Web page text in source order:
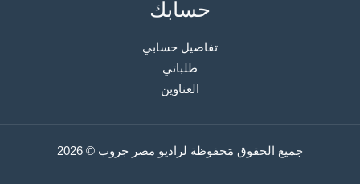
حسابك
تفاصيل حسابي
طلباتي
العناوين
جميع الحقوق مَحفوظة لراديو مصر جروب © 2026